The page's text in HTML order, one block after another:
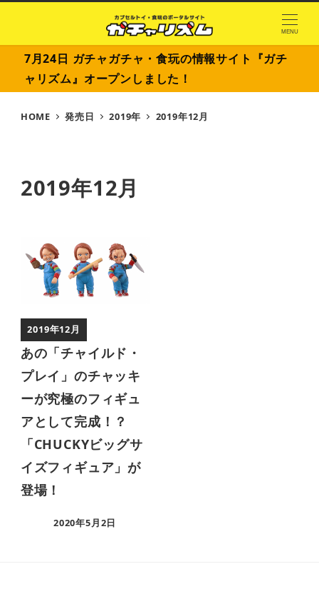
MENU
7月24日 ガチャガチャ・食玩の情報サイト『ガチ
ャリズム』オープンしました！
HOME 発売日 2019年 2019年12月
2019年12月
2019年12月
あの「チャイルド・
プレイ」のチャッキ
ーが究極のフィギュ
アとして完成！？
「CHUCKYビッグサ
イズフィギュア」が
登場！
2020年5月2日